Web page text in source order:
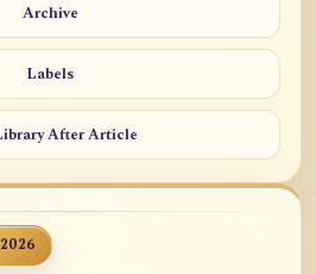
Archive
Labels
After Article